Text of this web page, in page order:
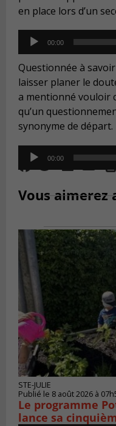
en place lors d’un
Audio
Player
00:00
Questionnée à
laisser planer le
a mentionné vouloir
qu’un
synonyme de départ.
Audio
Player
00:00
Vous aimerez
STE-JULIE
Publié le 8 août 2026 à
Le programme
lance sa